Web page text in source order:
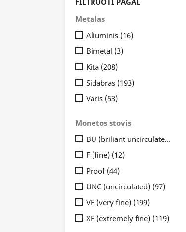
FILTRUOTI PAGAL
Metalas
Aliuminis (16)
Bimetal (3)
Kita (208)
Sidabras (193)
Varis (53)
Monetos stovis
BU (briliant uncirculated)
F (fine) (12)
Proof (44)
UNC (uncirculated) (97)
VF (very fine) (199)
XF (extremely fine) (119)